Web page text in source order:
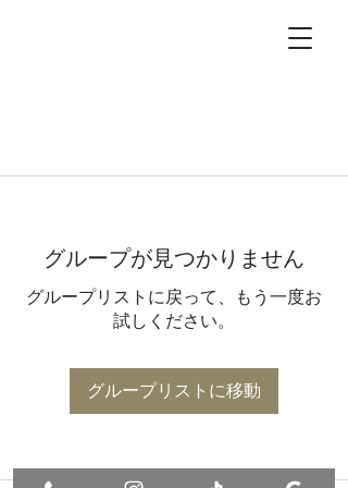
グループが見つかりません
グループリストに戻って、もう一度お
試しください。
グループリストに移動